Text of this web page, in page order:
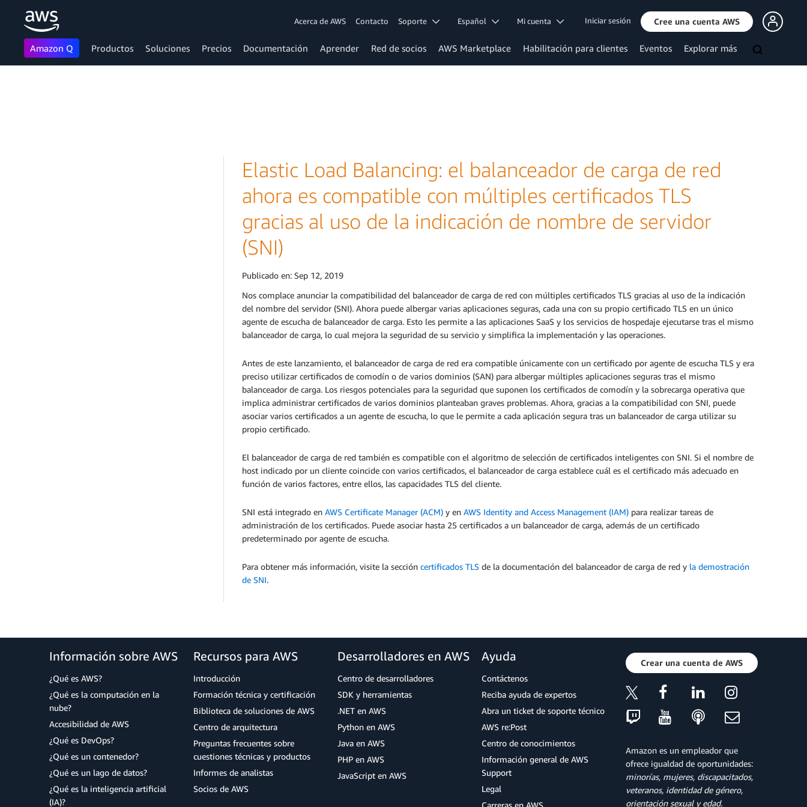
Acerca de AWS Contacto Soporte Español Mi cuenta Iniciar sesión Cree una cuenta AWS
Amazon Q Productos Soluciones Precios Documentación Aprender Red de socios AWS Marketplace Habilitación para clientes Eventos Explorar más
Elastic Load Balancing: el balanceador de carga de red
ahora es compatible con múltiples certificados TLS
gracias al uso de la indicación de nombre de servidor
(SNI)
Publicado en: Sep 12, 2019
Nos complace anunciar la compatibilidad del balanceador de carga de red con múltiples certificados TLS gracias al uso de la indicación
del nombre del servidor (SNI). Ahora puede albergar varias aplicaciones seguras, cada una con su propio certificado TLS en un único
agente de escucha de balanceador de carga. Esto les permite a las aplicaciones SaaS y los servicios de hospedaje ejecutarse tras el mismo
balanceador de carga, lo cual mejora la seguridad de su servicio y simplifica la implementación y las operaciones.
Antes de este lanzamiento, el balanceador de carga de red era compatible únicamente con un certificado por agente de escucha TLS y era
preciso utilizar certificados de comodín o de varios dominios (SAN) para albergar múltiples aplicaciones seguras tras el mismo
balanceador de carga. Los riesgos potenciales para la seguridad que suponen los certificados de comodín y la sobrecarga operativa que
implica administrar certificados de varios dominios planteaban graves problemas. Ahora, gracias a la compatibilidad con SNI, puede
asociar varios certificados a un agente de escucha, lo que le permite a cada aplicación segura tras un balanceador de carga utilizar su
propio certificado.
El balanceador de carga de red también es compatible con el algoritmo de selección de certificados inteligentes con SNI. Si el nombre de
host indicado por un cliente coincide con varios certificados, el balanceador de carga establece cuál es el certificado más adecuado en
función de varios factores, entre ellos, las capacidades TLS del cliente.
SNI está integrado en AWS Certificate Manager (ACM) y en AWS Identity and Access Management (IAM) para realizar tareas de
administración de los certificados. Puede asociar hasta 25 certificados a un balanceador de carga, además de un certificado
predeterminado por agente de escucha.
Para obtener más información, visite la sección certificados TLS de la documentación del balanceador de carga de red y la demostración
de SNI.
Información sobre AWS
¿Qué es AWS?
¿Qué es la computación en la
nube?
Accesibilidad de AWS
¿Qué es DevOps?
¿Qué es un contenedor?
¿Qué es un lago de datos?
¿Qué es la inteligencia artificial
(IA)?
Recursos para AWS
Introducción
Formación técnica y certificación
Biblioteca de soluciones de AWS
Centro de arquitectura
Preguntas frecuentes sobre
cuestiones técnicas y productos
Informes de analistas
Socios de AWS
Desarrolladores en AWS
Centro de desarrolladores
SDK y herramientas
.NET en AWS
Python en AWS
Java en AWS
PHP en AWS
JavaScript en AWS
Ayuda
Contáctenos
Reciba ayuda de expertos
Abra un ticket de soporte técnico
AWS re:Post
Centro de conocimientos
Información general de AWS
Support
Legal
Crear una cuenta de AWS
Amazon es un empleador que
ofrece igualdad de oportunidades:
minorías, mujeres, discapacitados,
veteranos, identidad de género,
orientación sexual y edad.